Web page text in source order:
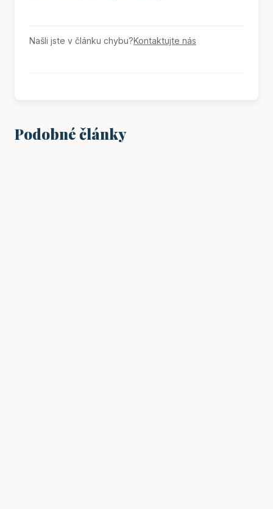
Našli jste v článku chybu?Kontaktujte nás
Podobné články